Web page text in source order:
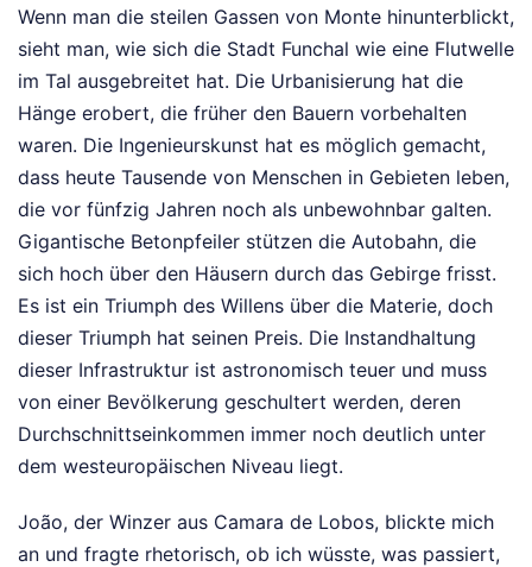
Wenn man die steilen Gassen von Monte hinunterblickt,
sieht man, wie sich die Stadt Funchal wie eine Flutwelle
im Tal ausgebreitet hat. Die Urbanisierung hat die
Hänge erobert, die früher den Bauern vorbehalten
waren. Die Ingenieurskunst hat es möglich gemacht,
dass heute Tausende von Menschen in Gebieten leben,
die vor fünfzig Jahren noch als unbewohnbar galten.
Gigantische Betonpfeiler stützen die Autobahn, die
sich hoch über den Häusern durch das Gebirge frisst.
Es ist ein Triumph des Willens über die Materie, doch
dieser Triumph hat seinen Preis. Die Instandhaltung
dieser Infrastruktur ist astronomisch teuer und muss
von einer Bevölkerung geschultert werden, deren
Durchschnittseinkommen immer noch deutlich unter
dem westeuropäischen Niveau liegt.
João, der Winzer aus Camara de Lobos, blickte mich
an und fragte rhetorisch, ob ich wüsste, was passiert,